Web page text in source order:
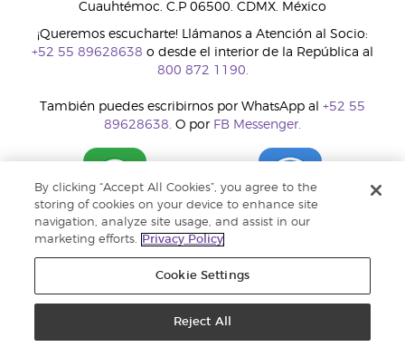
Cuauhtémoc. C.P 06500. CDMX. México
¡Queremos escucharte! Llámanos a Atención al Socio:
+52 55 89628638 o desde el interior de la República al
800 872 1190.
También puedes escribirnos por WhatsApp al +52 55
89628638. O por FB Messenger.
By clicking “Accept All Cookies”, you agree to the
storing of cookies on your device to enhance site
navigation, analyze site usage, and assist in our
marketing efforts.
Privacy Policy
Cookie Settings
Reject All